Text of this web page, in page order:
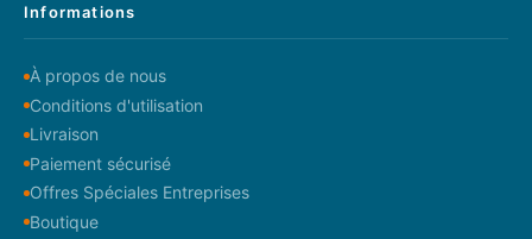
Informations
À propos de nous
Conditions d'utilisation
Livraison
Paiement sécurisé
Offres Spéciales Entreprises
Boutique